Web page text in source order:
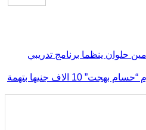
ينظما برنامج تدريبي
المحكمة الاقتصادية تغرم “حسام بهجت” 10 الاف جنيها بتهمة